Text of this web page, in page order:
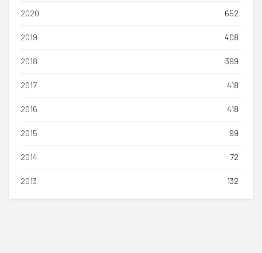
2020 652
2019 408
2018 399
2017 418
2016 418
2015 99
2014 72
2013 132